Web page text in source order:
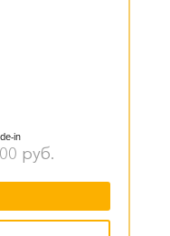
in
руб.